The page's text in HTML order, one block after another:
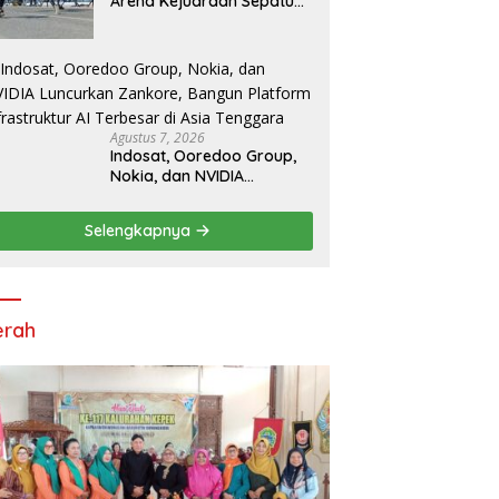
Tujuh Provinsi Ramaikan
Sport Tourism
Agustus 7, 2026
Indosat, Ooredoo Group,
Nokia, dan NVIDIA
Bangun Platform
Infrastruktur AI Terbesar di
Asia Tenggara
Selengkapnya